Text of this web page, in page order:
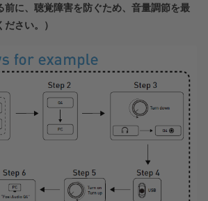
前に、聴覚障害を防ぐため、音量調節を最
さい。）